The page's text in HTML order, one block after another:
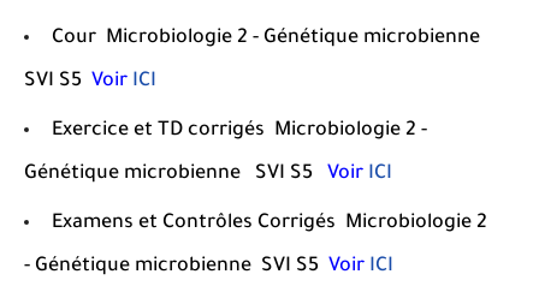
Cour Microbiologie 2 - Génétique microbienne
SVI S5 Voir ICI
Exercice et TD corrigés Microbiologie 2 -
Génétique microbienne
SVI S5 Voir ICI
Examens et Contrôles Corrigés Microbiologie 2
- Génétique microbienne SVI S5 Voir ICI